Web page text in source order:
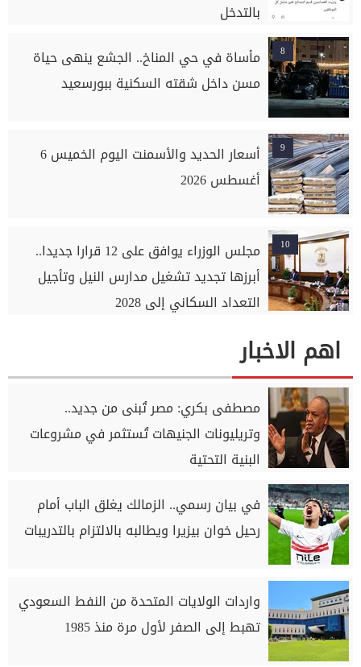
بالتدخل
8
مأساة في حي المناخ.. الجشع ينهى حياة
مسن داخل شقته السكنية ببورسعيد
9
أسعار الحديد والأسمنت اليوم الخميس 6
أغسطس 2026
10
مجلس الوزراء يوافق على 12 قرارا جديدا..
أبرزها تجديد تشغيل مدارس النيل وتأجيل
التعداد السكاني إلى 2028
اهم الاخبار
مصطفى بكري: مصر تُبنى من جديد..
وتريليونات الجنيهات تُستثمر في مشروعات
البنية التحتية
في بيان رسمي.. الزمالك يغلق الباب أمام
رحيل خوان بيزيرا ويطالبه بالالتزام بالتدريبات
واردات الولايات المتحدة من النفط السعودي
تهبط إلى الصفر لأول مرة منذ 1985